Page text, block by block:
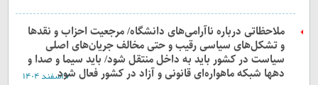
ملاحظاتی درباره ناآرامی‌های دانشگاه/ مرجعیت احزاب و نقدها
و تشکل‌های سیاسی رقیب و حتی مخالف جریان‌های اصلی
سیاست در کشور باید به داخل منتقل شود/ باید سیما و صدا و
دهها شبکه ماهواره‌ای قانونی و آزاد در کشور فعال شود
۷ اسفند ۱۴۰۴